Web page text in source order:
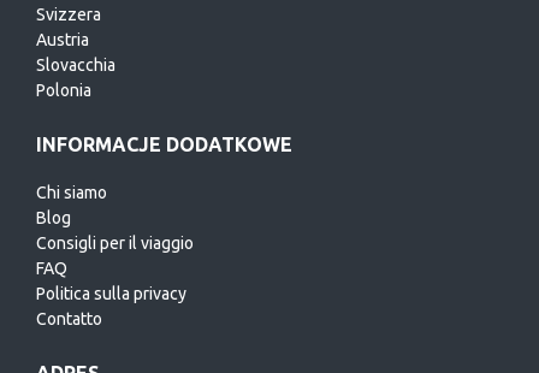
Svizzera
Austria
Slovacchia
Polonia
INFORMACJE DODATKOWE
Chi siamo
Blog
Consigli per il viaggio
FAQ
Politica sulla privacy
Contatto